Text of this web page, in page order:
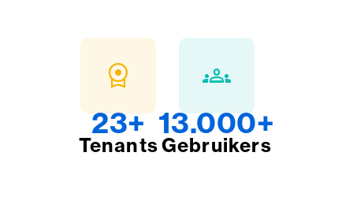
license
23+
Tenants
groups
13.000+
Gebruikers